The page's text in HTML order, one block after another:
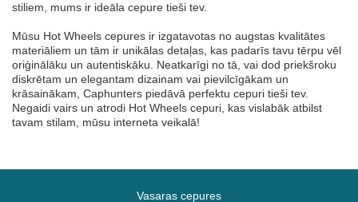
stiliem, mums ir ideāla cepure tieši tev.
Mūsu Hot Wheels cepures ir izgatavotas no augstas kvalitātes
materiāliem un tām ir unikālas detaļas, kas padarīs tavu tērpu vēl
oriģinālāku un autentiskāku. Neatkarīgi no tā, vai dod priekšroku
diskrētam un elegantam dizainam vai pievilcīgākam un
krāsainākam, Caphunters piedāvā perfektu cepuri tieši tev.
Negaidi vairs un atrodi Hot Wheels cepuri, kas vislabāk atbilst
tavam stilam, mūsu interneta veikalā!
Vasaras cepures